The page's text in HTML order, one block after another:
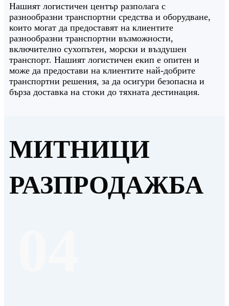
Нашият логистичен център разполага с
разнообразни транспортни средства и оборудване,
които могат да предоставят на клиентите
разнообразни транспортни възможности,
включително сухопътен, морски и въздушен
транспорт. Нашият логистичен екип е опитен и
може да предостави на клиентите най-добрите
транспортни решения, за да осигури безопасна и
бърза доставка на стоки до тяхната дестинация.
МИТНИЦИ
РАЗПРОДАЖБА